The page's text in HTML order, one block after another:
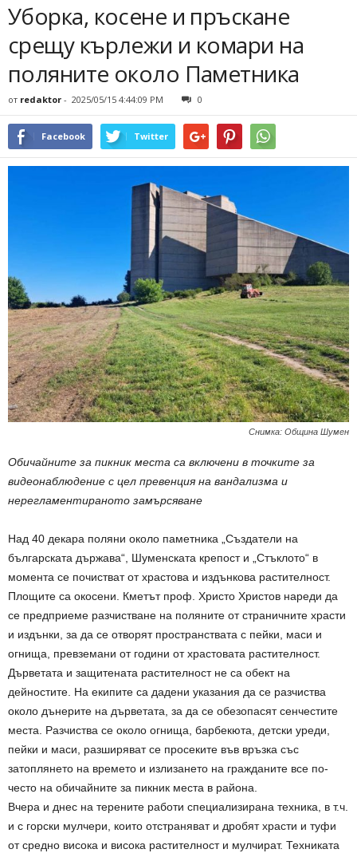
Уборка, косене и пръскане
срещу кърлежи и комари на
поляните около Паметника
от redaktor - 2025/05/15 4:44:09 PM 0
Facebook Twitter
Снимка: Община Шумен
Обичайните за пикник места са включени в точките за
видеонаблюдение с цел превенция на вандализма и
нерегламентираното замърсяване
Над 40 декара поляни около паметника „Създатели на
българската държава“, Шуменската крепост и „Стъклото“ в
момента се почистват от храстова и издънкова растителност.
Площите са окосени. Кметът проф. Христо Христов нареди да
се предприеме разчистване на поляните от страничните храсти
и издънки, за да се отворят пространствата с пейки, маси и
огнища, превземани от години от храстовата растителност.
Дърветата и защитената растителност не са обект на
дейностите. На екипите са дадени указания да се разчиства
около дънерите на дърветата, за да се обезопасят сенчестите
места. Разчиства се около огнища, барбекюта, детски уреди,
пейки и маси, разширяват се просеките във връзка със
затоплянето на времето и излизането на гражданите все по-
често на обичайните за пикник места в района.
Вчера и днес на терените работи специализирана техника, в т.ч.
и с горски мулчери, които отстраняват и дробят храсти и туфи
от средно висока и висока растителност и мулчират. Техниката